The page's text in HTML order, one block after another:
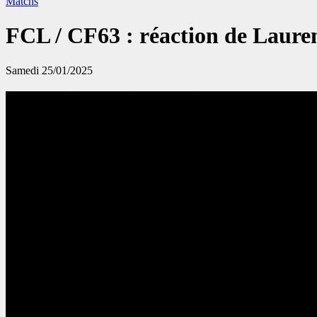
FCL / CF63 : réaction de
Samedi 25/01/2025